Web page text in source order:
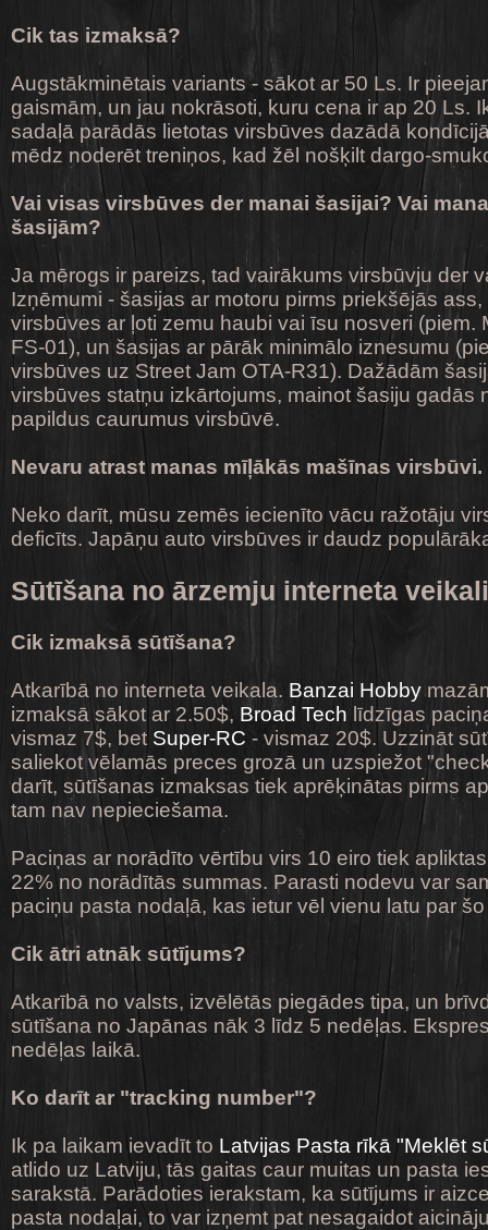
Cik tas izmaksā?
Augstākminētais variants - sākot ar 50 Ls. Ir
gaismām, un jau nokrāsoti, kuru cena ir ap 20 Ls.
sadaļā parādās lietotas virsbūves dazādā
mēdz noderēt treniņos, kad žēl nošķilt dargo-
Vai visas virsbūves der manai šasijai? Vai
šasijām?
Ja mērogs ir pareizs, tad vairākums virsbūvju der
Izņēmumi - šasijas ar motoru pirms priekšējās
virsbūves ar ļoti zemu haubi vai īsu nosveri (piem.
FS-01), un šasijas ar pārāk minimālo iznesumu
virsbūves uz Street Jam OTA-R31). Dažādām
virsbūves statņu izkārtojums, mainot šasiju gadās
papildus caurumus virsbūvē.
Nevaru atrast manas mīļākās mašīnas virsbūvi.
Neko darīt, mūsu zemēs iecienīto vācu ražotāju
deficīts. Japāņu auto virsbūves ir daudz
Sūtīšana no ārzemju interneta
Cik izmaksā sūtīšana?
Atkarībā no interneta veikala. Banzai Hobby
izmaksā sākot ar 2.50$, Broad Tech līdzīgas
vismaz 7$, bet Super-RC - vismaz 20$. Uzzināt
saliekot vēlamās preces grozā un uzspiežot
darīt, sūtīšanas izmaksas tiek aprēķinātas pirms
tam nav nepieciešama.
Paciņas ar norādīto vērtību virs 10 eiro tiek
22% no norādītās summas. Parasti nodevu var
paciņu pasta nodaļā, kas ietur vēl vienu latu par
Cik ātri atnāk sūtījums?
Atkarībā no valsts, izvēlētās piegādes tipa, un
sūtīšana no Japānas nāk 3 līdz 5 nedēļas.
nedēļas laikā.
Ko darīt ar "tracking number"?
Ik pa laikam ievadīt to Latvijas Pasta rīkā "Meklēt
atlido uz Latviju, tās gaitas caur muitas un pasta
sarakstā. Parādoties ierakstam, ka sūtījums ir
pasta nodaļai, to var izņemt pat nesagaidot